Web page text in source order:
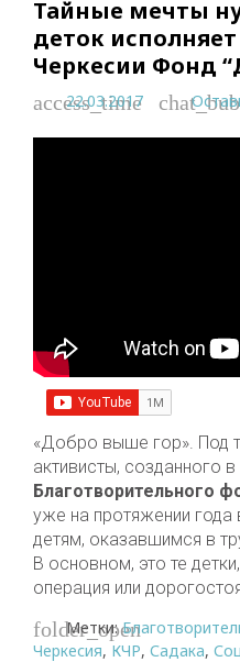
Тайные мечты
деток
Черкесии Фонд
access_time
22.03.2017
«Добро выше гор». Под
активисты, созданного
Благотворительного
уже на протяжении
детям, оказавшимся в
В основном, это те
операция или
folder_open
Метки:
Черкесия, КЧР, Садака,